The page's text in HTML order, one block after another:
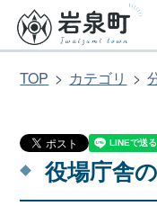
TOP カテゴリ
役場庁舎